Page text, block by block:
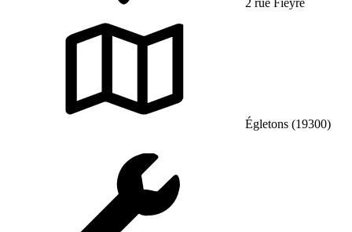
Égletons (19300)